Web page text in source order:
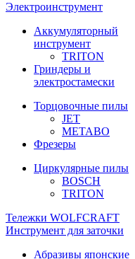
Электроинструмент
Аккумуляторный
инструмент
TRITON
Гриндеры и
электростамески
Торцовочные пилы
JET
METABO
Фрезеры
Циркулярные пилы
BOSCH
TRITON
Тележки WOLFCRAFT
Инструмент для заточки
Абразивы японские